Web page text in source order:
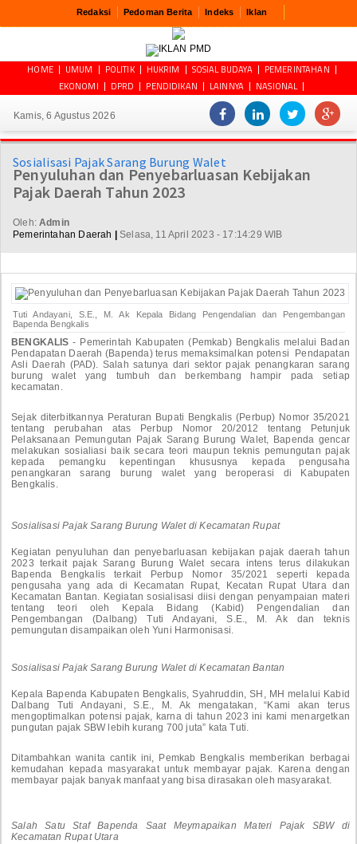
Redaksi Pedoman Berita Indeks Iklan
HOME UMUM POLITIK HUKRIM SOSIAL BUDAYA
PEMERINTAHAN
EKONOMI
DPRD PENDIDIKAN LAINNYA NASIONAL
Kamis, 6 Agustus 2026
Sosialisasi Pajak Sarang Burung Walet
Penyuluhan dan Penyebarluasan Kebijakan
Pajak Daerah Tahun 2023
Oleh:Admin
Pemerintahan Daerah
Selasa, 11 April 2023 - 17:14:29 WIB
Tuti Andayani, S.E., M. Ak Kepala Bidang Pengendalian dan Pengembangan
Bapenda Bengkalis
BENGKALIS - Pemerintah Kabupaten (Pemkab) Bengkalis melalui Badan
Pendapatan Daerah (Bapenda) terus memaksimalkan potensi Pendapatan
Asli Daerah (PAD). Salah satunya dari sektor pajak penangkaran sarang
burung walet yang tumbuh dan berkembang hampir pada setiap
kecamatan.
Sejak diterbitkannya Peraturan Bupati Bengkalis (Perbup) Nomor 35/2021
tentang perubahan atas Perbup Nomor 20/2012 tentang Petunjuk
Pelaksanaan Pemungutan Pajak Sarang Burung Walet, Bapenda gencar
melakukan sosialiasi baik secara teori maupun teknis pemungutan pajak
kepada pemangku kepentingan khususnya kepada pengusaha
penangkaran sarang burung walet yang beroperasi di Kabupaten
Bengkalis.
Sosialisasi Pajak Sarang Burung Walet di Kecamatan Rupat
Kegiatan penyuluhan dan penyebarluasan kebijakan pajak daerah tahun
2023 terkait pajak Sarang Burung Walet secara intens terus dilakukan
Bapenda Bengkalis terkait Perbup Nomor 35/2021 seperti kepada
pengusaha yang ada di Kecamatan Rupat, Kecatan Rupat Utara dan
Kecamatan Bantan. Kegiatan sosialisasi diisi dengan penyampaian materi
tentang teori oleh Kepala Bidang (Kabid) Pengendalian dan
Pengembangan (Dalbang) Tuti Andayani, S.E., M. Ak dan teknis
pemungutan disampaikan oleh Yuni Harmonisasi.
Sosialisasi Pajak Sarang Burung Walet di Kecamatan Bantan
Kepala Bapenda Kabupaten Bengkalis, Syahruddin, SH, MH melalui Kabid
Dalbang Tuti Andayani, S.E., M. Ak mengatakan, “Kami akan terus
mengoptimalkan potensi pajak, karna di tahun 2023 ini kami menargetkan
pungutan pajak SBW lebih kurang 700 juta” kata Tuti.
Ditambahkan wanita cantik ini, Pemkab Bengkalis memberikan berbagai
kemudahan kepada masyarakat untuk membayar pajak. Karena dengan
membayar pajak banyak manfaat yang bisa dirasakan oleh masyarakat.
Salah Satu Staf Bapenda Saat Meymapaikan Materi Pajak SBW di
Kecamatan Rupat Utara